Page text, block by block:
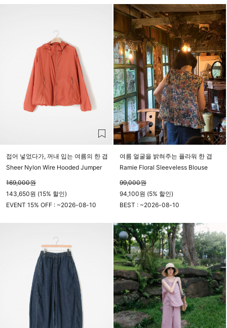
접어 넣었다가, 꺼내 입는 여름의 한 겹
Sheer Nylon Wire Hooded Jumper
169,000원
143,650원 (15% 할인)
EVENT 15% OFF : ~2026-08-10
여름 얼굴을 밝혀주는 플라워 한 겹
Ramie Floral Sleeveless Blouse
99,000원
94,100원 (5% 할인)
BEST : ~2026-08-10